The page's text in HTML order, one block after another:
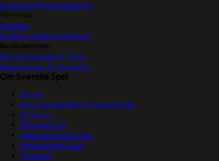
kundservice@svenskaspel.se
För media:
Pressjour
Pressjour vinster och vinnare
Besöksadresser:
Norra Hansegatan 17, Visby
Katarinavägen 15, Stockholm
Om Svenska Spel
Om oss
Börja sälja spel eller bli Vegaspartner
Nyhetsrum
Våra logotyper
Jobba på Svenska Spel
Vanliga frågor & svar
Sponsring